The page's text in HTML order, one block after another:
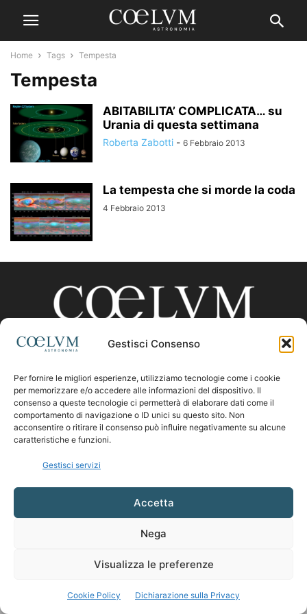
Gestisci Consenso
Per fornire le migliori esperienze, utilizziamo tecnologie come i cookie
per memorizzare e/o accedere alle informazioni del dispositivo. Il
consenso a queste tecnologie ci permetterà di elaborare dati come il
comportamento di navigazione o ID unici su questo sito. Non
acconsentire o ritirare il consenso può influire negativamente su alcune
caratteristiche e funzioni.
Gestisci servizi
Accetta
Nega
Visualizza le preferenze
Cookie Policy Dichiarazione sulla Privacy
Home Tags Tempesta
Tempesta
ABITABILITA’ COMPLICATA… su
Urania di questa settimana
Roberta Zabotti - 6 Febbraio 2013
La tempesta che si morde la coda
4 Febbraio 2013
CHI SIAMO
Contattaci:coelumastro@coelum.com